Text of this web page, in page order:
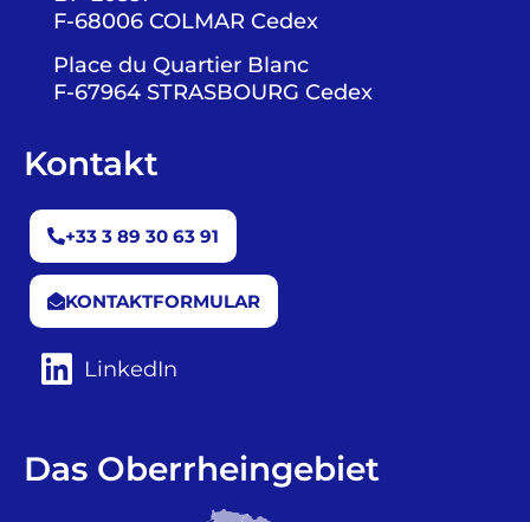
F-68006 COLMAR Cedex
Place du Quartier Blanc
F-67964 STRASBOURG Cedex
Kontakt
+33 3 89 30 63 91
KONTAKTFORMULAR
LinkedIn
Das Oberrheingebiet